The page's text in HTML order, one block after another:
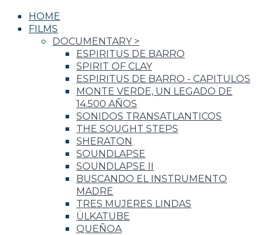
HOME
FILMS
DOCUMENTARY >
ESPIRITUS DE BARRO
SPIRIT OF CLAY
ESPIRITUS DE BARRO - CAPITULOS
MONTE VERDE, UN LEGADO DE
14.500 AÑOS
SONIDOS TRANSATLANTICOS
THE SOUGHT STEPS
SHERATON
SOUNDLAPSE
SOUNDLAPSE II
BUSCANDO EL INSTRUMENTO
MADRE
TRES MUJERES LINDAS
ÜLKATUBE
QUEÑOA